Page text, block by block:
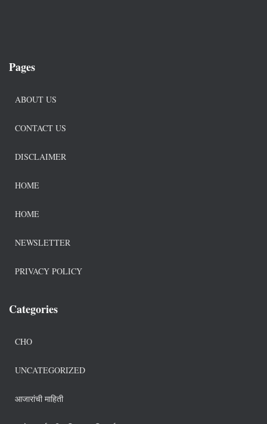
Pages
ABOUT US
CONTACT US
DISCLAIMER
HOME
HOME
NEWSLETTER
PRIVACY POLICY
Categories
CHO
UNCATEGORIZED
आजारांची माहिती